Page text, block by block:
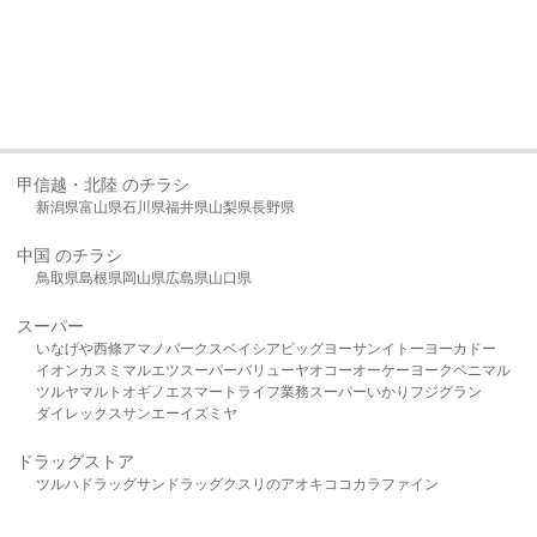
甲信越・北陸 のチラシ
新潟県富山県石川県福井県山梨県長野県
中国 のチラシ
鳥取県島根県岡山県広島県山口県
スーパー
いなげや西條アマノパークスベイシア ビッグヨーサンイトーヨーカドー
イオンカスミ マルエツスーパーバリューヤオコーオーケー ヨークベニマル
ツルヤマルト オギノ エスマート ライフ業務スーパーいかり フジグラン
ダイレックスサンエーイズミヤ
ドラッグストア
ツルハドラッグサンドラッグクスリのアオキ ココカラファイン